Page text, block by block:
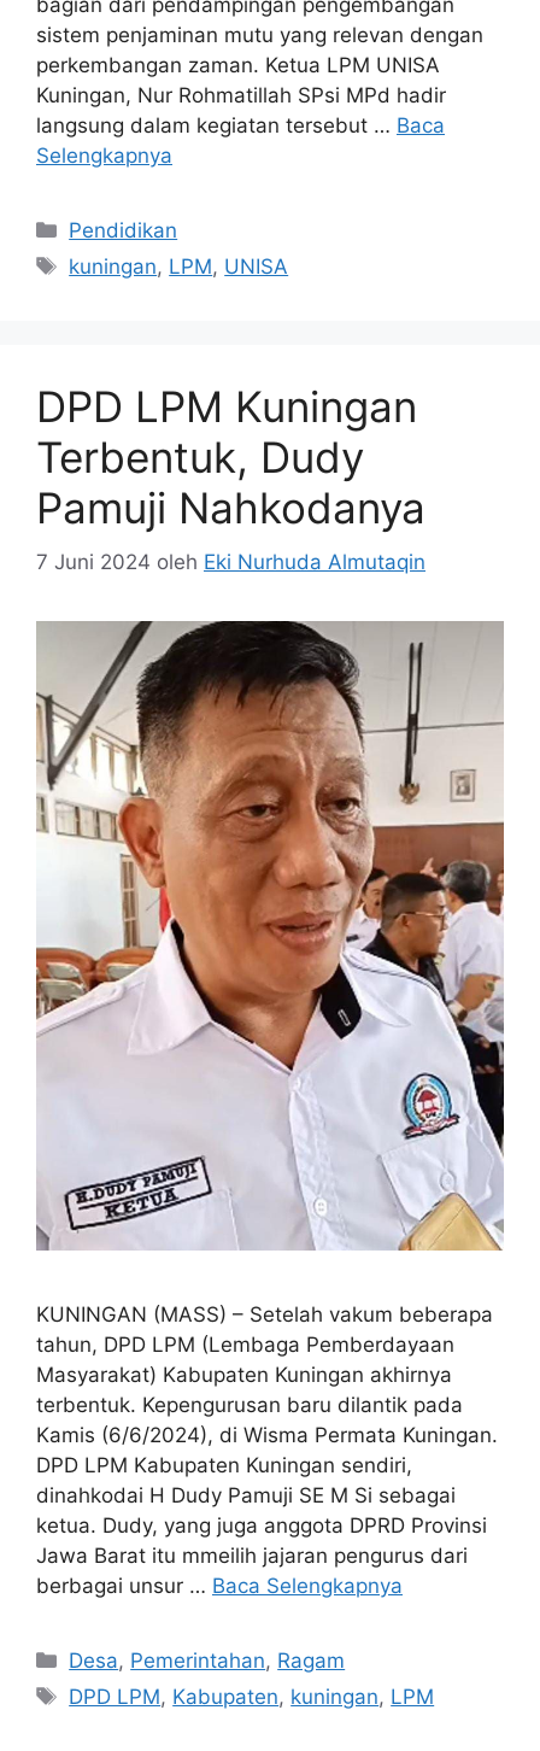
bagian dari pendampingan pengembangan
sistem penjaminan mutu yang relevan dengan
perkembangan zaman. Ketua LPM UNISA
Kuningan, Nur Rohmatillah SPsi MPd hadir
langsung dalam kegiatan tersebut … Baca
Selengkapnya
Kategori
Pendidikan
Tag
kuningan, LPM, UNISA
DPD LPM Kuningan
Terbentuk, Dudy
Pamuji Nahkodanya
7 Juni 2024 oleh Eki Nurhuda Almutaqin
KUNINGAN (MASS) – Setelah vakum beberapa
tahun, DPD LPM (Lembaga Pemberdayaan
Masyarakat) Kabupaten Kuningan akhirnya
terbentuk. Kepengurusan baru dilantik pada
Kamis (6/6/2024), di Wisma Permata Kuningan.
DPD LPM Kabupaten Kuningan sendiri,
dinahkodai H Dudy Pamuji SE M Si sebagai
ketua. Dudy, yang juga anggota DPRD Provinsi
Jawa Barat itu mmeilih jajaran pengurus dari
berbagai unsur … Baca Selengkapnya
Kategori
Desa, Pemerintahan, Ragam
Tag
DPD LPM, Kabupaten, kuningan, LPM